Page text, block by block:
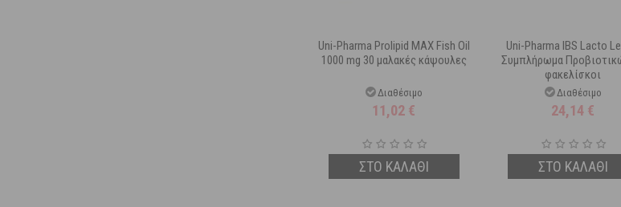
Uni-Pharma Prolipid MAX Fish Oil
1000 mg 30 μαλακές κάψουλες
Διαθέσιμο
11,02 €
ΣΤΟ ΚΑΛΑΘΙ
Uni-Pharma IBS Lacto
Συμπλήρωμα
φακελίσκοι
Διαθέσιμο
24,14 €
ΣΤΟ ΚΑΛΑΘΙ